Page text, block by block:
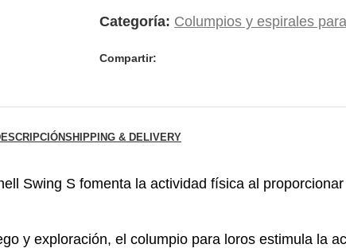
Categoría: Columpios y espirales
Compartir:
SHIPPING & DELIVERY
Swing S fomenta la actividad física al
y exploración, el columpio para loros estimula la